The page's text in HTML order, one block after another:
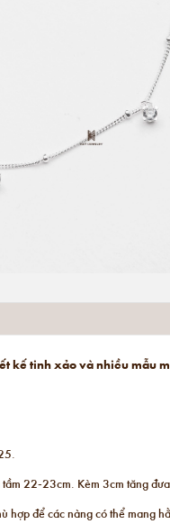
kế tinh xảo và nhiều mẫu
22-23cm. Kèm 3cm tăng
hợp để các nàng có thể mang